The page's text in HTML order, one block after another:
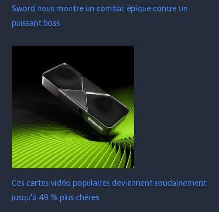
Sword nous montre un combat épique contre un
puissant boss
Ces cartes vidéo populaires deviennent soudainement
jusqu'à 49 % plus chères